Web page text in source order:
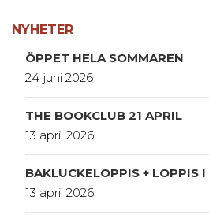
NYHETER
ÖPPET HELA SOMMAREN
24 juni 2026
THE BOOKCLUB 21 APRIL
13 april 2026
BAKLUCKELOPPIS + LOPPIS
13 april 2026